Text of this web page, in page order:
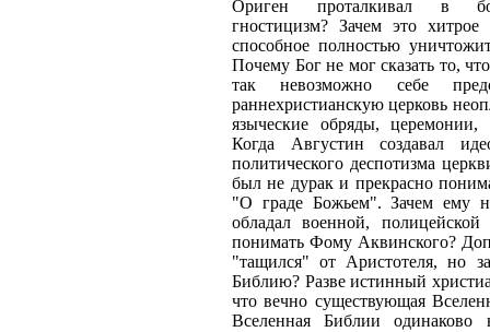
Ориген проталкивал в
гностицизм? Зачем это хитрое
способное полностью
Почему Бог не мог сказать то,
так невозможно себе
раннехристианскую церковь
языческие обряды,
Когда Августин создавал
политического деспотизма
был не дурак и прекрасно
"О граде Божьем". Зачем ему
обладал военной,
понимать Фому Аквинского?
"тащился" от Аристотеля, но
Библию? Разве истинный
что вечно существующая
Вселенная Библии